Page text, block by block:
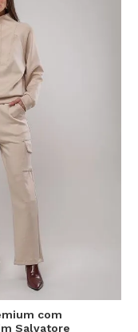
G
com
Salvatore